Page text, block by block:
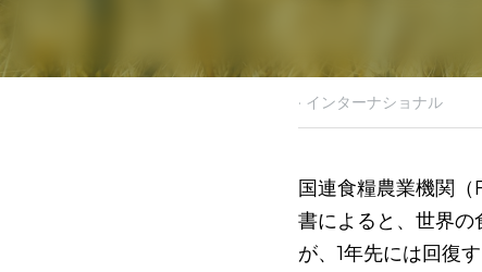
2021年8月10日·インター
国連食糧農業機関
書によると、世界
が、1年先には回復